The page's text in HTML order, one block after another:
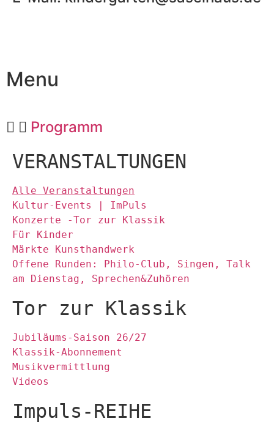
Menu
Programm
VERANSTALTUNGEN
Alle Veranstaltungen
Kultur-Events | ImPuls
Konzerte -Tor zur Klassik
Für Kinder
Märkte Kunsthandwerk
Offene Runden: Philo-Club, Singen, Talk
am Dienstag, Sprechen&Zuhören
Tor zur Klassik
Jubiläums-Saison 26/27
Klassik-Abonnement
Musikvermittlung
Videos
Impuls-REIHE